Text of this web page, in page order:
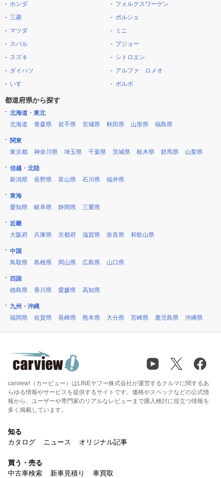
ホンダ
三菱
マツダ
スバル
スズキ
ダイハツ
いすゞ
フォルクスワーゲン
ポルシェ
ミニ
プジョー
シトロエン
アルファ ロメオ
ボルボ
都道府県から探す
北海道・東北
北海道
青森県 岩手県 宮城県 秋田県 山形県 福島県
関東
東京都
神奈川県 埼玉県 千葉県 茨城県 栃木県 群馬県 山梨県
信越・北陸
新潟県
長野県 富山県 石川県 福井県
東海
愛知県
岐阜県 静岡県 三重県
近畿
大阪府
兵庫県 京都府 滋賀県 奈良県 和歌山県
中国
鳥取県
島根県 岡山県 広島県 山口県
四国
徳島県
香川県 愛媛県 高知県
九州・沖縄
福岡県
佐賀県 長崎県 熊本県 大分県 宮崎県 鹿児島県 沖縄県
carview!（カービュー）はLINEヤフー株式会社が運営するクルマに関するあ
らゆる情報やサービスを提供するサイトです。価格やスペックなどの公式情
報から、ユーザーや専門家のリアルなレビューまで購入検討に役立つ情報を
多く掲載しています。
知る
カタログ
ニュース オリジナル記事
買う・売る
中古車検索
新車見積り 車買取